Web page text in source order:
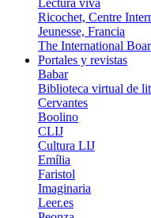
Ricochet, Centre
Jeunesse, Francia
The International
Portales y revistas
Babar
Biblioteca virtual de
Cervantes
Boolino
CLIJ
Cultura LIJ
Emí­lia
Faristol
Imaginaria
Leer.es